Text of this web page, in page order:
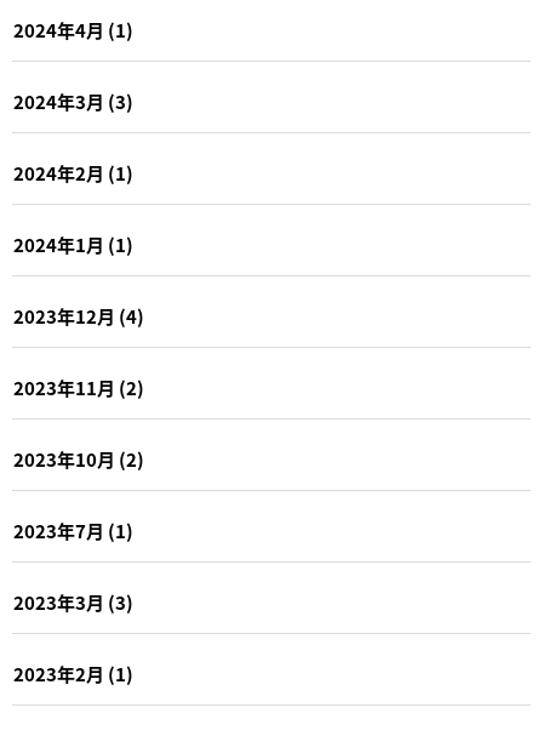
2024年4月 (1)
2024年3月 (3)
2024年2月 (1)
2024年1月 (1)
2023年12月 (4)
2023年11月 (2)
2023年10月 (2)
2023年7月 (1)
2023年3月 (3)
2023年2月 (1)